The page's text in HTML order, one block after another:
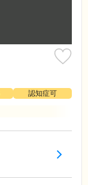
認知症可